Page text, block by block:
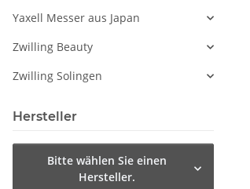
Yaxell Messer aus Japan
Zwilling Beauty
Zwilling Solingen
Hersteller
Bitte wählen Sie einen
Hersteller.